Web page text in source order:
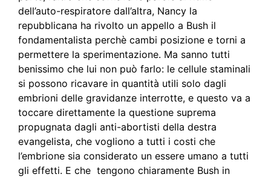
dell’auto-respiratore dall’altra, Nancy la
repubblicana ha rivolto un appello a Bush il
fondamentalista perchè cambi posizione e torni a
permettere la sperimentazione. Ma sanno tutti
benissimo che lui non può farlo: le cellule staminali
si possono ricavare in quantità utili solo dagli
embrioni delle gravidanze interrotte, e questo va a
toccare direttamente la questione suprema
propugnata dagli anti-abortisti della destra
evangelista, che vogliono a tutti i costi che
l’embrione sia considerato un essere umano a tutti
gli effetti. E che tengono chiaramente Bush in